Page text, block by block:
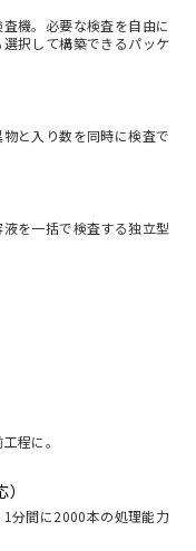
機。必要な検査を自由に
択して構築できるパッケ
と入り数を同時に検査で
を一括で検査する独立型
程に。
分間に2000本の処理能力